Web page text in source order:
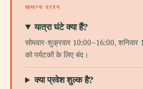
सामान्य प्रश्न
यात्रा घंटे क्या हैं?
सोमवार-शुक्रवार 10:00–16:00, शनिवार
को पर्यटकों के लिए बंद।
क्या प्रवेश शुल्क है?